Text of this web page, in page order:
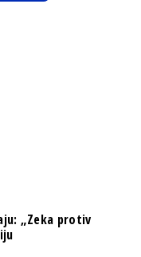
„Zeka protiv